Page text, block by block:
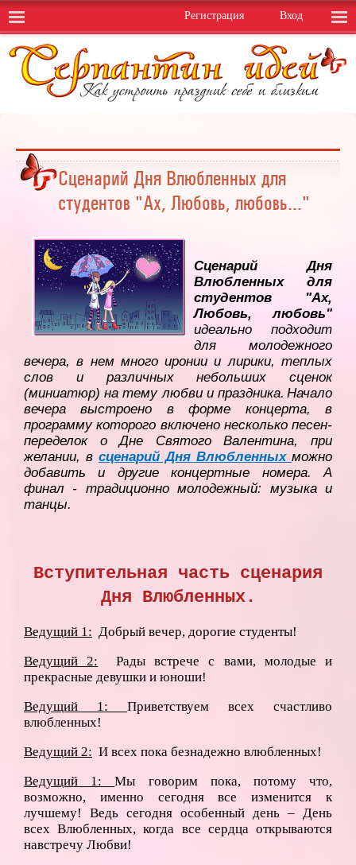
Вход
Регистрация
Сценарий Дня Влюбленных для
студентов "Ах, Любовь, любовь..."
Сценарий Дня
Влюбленных для
студентов "Ах,
Любовь, любовь"
идеально подходит
для молодежного
вечера, в нем много иронии и лирики, теплых
слов и различных небольших сценок
(миниатюр) на тему любви и праздника. Начало
вечера выстроено в форме концерта, в
программу которого включено несколько песен-
переделок о Дне Святого Валентина, при
желании, в сценарий Дня Влюбленных можно
добавить и другие концертные номера. А
финал - традиционно молодежный: музыка и
танцы.
Вступительная часть сценария
Дня Влюбленных.
Ведущий 1: Добрый вечер, дорогие студенты!
Ведущий 2: Рады встрече с вами, молодые и
прекрасные девушки и юноши!
Ведущий 1: Приветствуем всех счастливо
влюбленных!
Ведущий 2: И всех пока безнадежно влюбленных!
Ведущий 1:Мы говорим пока, потому что,
возможно, именно сегодня все изменится к
лучшему! Ведь сегодня особенный день – День
всех Влюбленных, когда все сердца открываются
навстречу Любви!